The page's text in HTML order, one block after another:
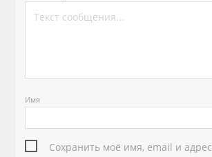
Имя
Сохранить моё имя, email и